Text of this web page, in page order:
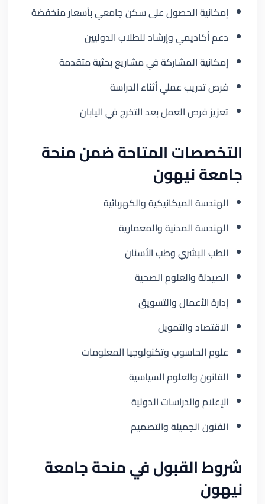
إمكانية الحصول على سكن جامعي بأسعار منخفضة
دعم أكاديمي وإرشاد للطلاب الدوليين
إمكانية المشاركة في مشاريع بحثية متقدمة
فرص تدريب عملي أثناء الدراسة
تعزيز فرص العمل بعد التخرج في اليابان
التخصصات المتاحة ضمن منحة
جامعة نيهون
الهندسة الميكانيكية والكهربائية
الهندسة المدنية والمعمارية
الطب البشري وطب الأسنان
الصيدلة والعلوم الصحية
إدارة الأعمال والتسويق
الاقتصاد والتمويل
علوم الحاسوب وتكنولوجيا المعلومات
القانون والعلوم السياسية
الإعلام والدراسات الدولية
الفنون الجميلة والتصميم
شروط القبول في منحة جامعة
نيهون